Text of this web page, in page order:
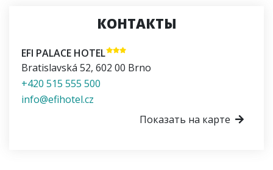
КОНТАКТЫ
EFI PALACE HOTEL
Bratislavská 52, 602 00 Brno
+420 515 555 500
info@efihotel.cz
Показать на карте